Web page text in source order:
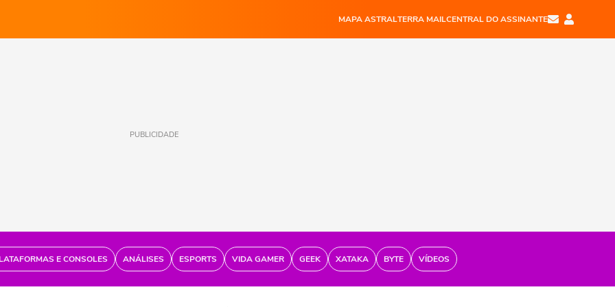
MAPA ASTRALTERRA MAILCENTRAL DO ASSINANTE
PUBLICIDADE
E CONSOLES ANÁLISES ESPORTS VIDA GAMER GEEK XATAKA BYTE VÍDEOS